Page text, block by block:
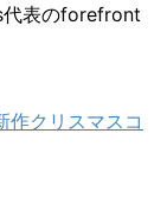
表のforefront
作クリスマスコ